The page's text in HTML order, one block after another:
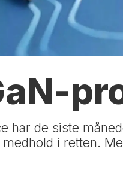
har de siste
i retten.